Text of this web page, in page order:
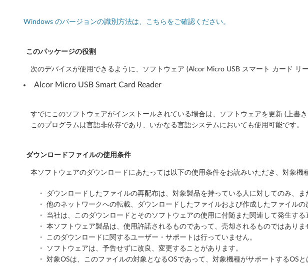
ラ
バ
ー
W
n
d
Windows のバージョンの識別方法は、こちらをご確認ください。
このパッケージの役割
次のデバイスが使用できるように、ソフトウェア (Alcor Micro USB スマート カード リ
Alcor Micro USB Smart Card Reader
すでにこのソフトウェアがインストールされている場合は、ソフトウェアを更新 (上書
このプログラムは言語非依存であり、いかなる言語システムにおいても使用可能です。
ダウンロードファイルの使用条件
本ソフトウェアのダウンロードにあたっては以下の使用条件をお読みいただき、対象機
・ ダウンロードしたファイルの再配布は、対象製品を持っている人に対してのみ、
・ 他のネットワークへの転載、ダウンロードしたファイルおよび作成したファイル
・ 当社は、このダウンロードとそのソフトウェアの使用に付随また関連して発生す
・ 本ソフトウェア製品は、使用許諾されるものであって、売却されるものではありま
・ このダウンロードに関するユーザー・サポートは行っていません。
・ ソフトウェアは、予告せずに改良、変更することがあります。
・ 対象OSは、このファイルの対象となるOSであって、対象機種がサポートするOSと